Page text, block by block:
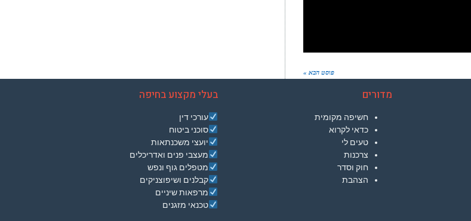
פוסט הבא »
מדורים
חשיפה מקומית
כדאי לקרוא
טעים לי
צרכנות
חוק וסדר
הצהבת
בעלי מקצוע בחיפה
עורכי דין
סוכני ביטוח
יועצי משכנתאות
מעצבי פנים ואדריכלים
מטפלים גוף ונפש
קבלנים ושיפוצניקים
מרפאות שיניים
טכנאי מזגנים